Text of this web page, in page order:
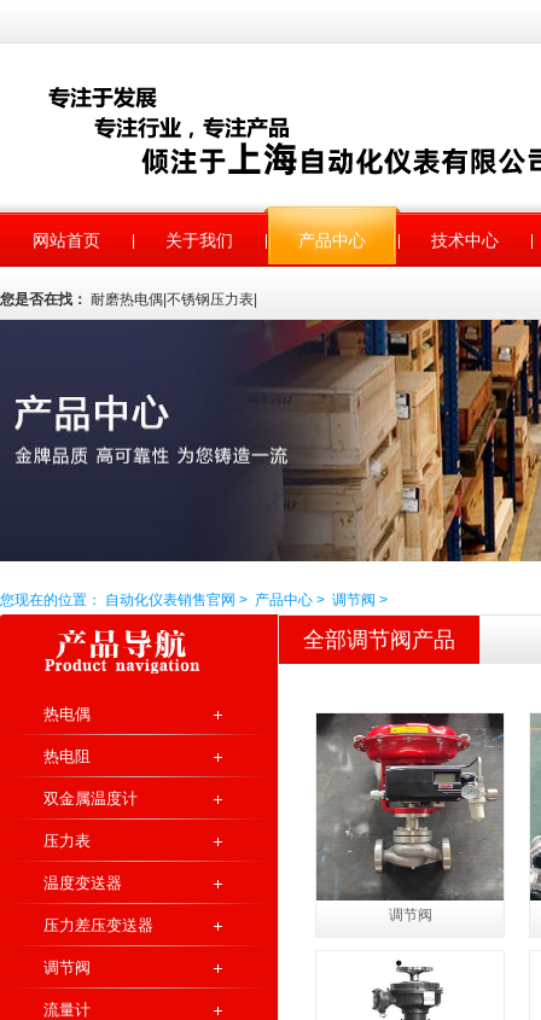
网站首页 关于我们 产品中心 技术中心
您是否在找： 耐磨热电偶 不锈钢压力表
您现在的位置： 自动化仪表销售官网 > 产品中心 > 调节阀 >
热电偶
热电阻
双金属温度计
压力表
温度变送器
压力差压变送器
调节阀
流量计
全部调节阀产品
调节阀